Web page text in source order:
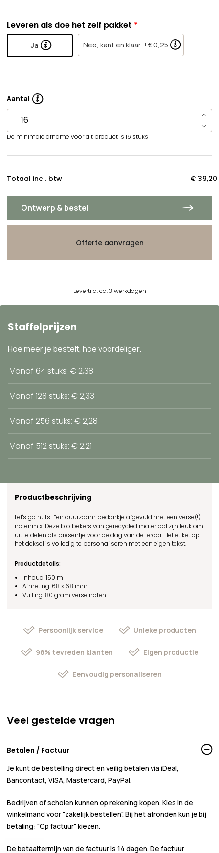
Ontwerp & bestel
Leveren als doe het zelf pakket
Ja Nee, kant en klaar +€ 0,25
Aantal
De minimale afname voor dit product is 16 stuks
Totaal incl. btw € 39,20
Offerte aanvragen
Levertijd: ca. 3 werkdagen
Staffelprijzen
Hoe meer je bestelt, hoe voordeliger.
Vanaf 64 stuks: € 2,38
Vanaf 128 stuks: € 2,33
Vanaf 256 stuks: € 2,28
Vanaf 512 stuks: € 2,21
Productbeschrijving
Let's go nuts! Een duurzaam bedankje afgevuld met een verse(!)
notenmix. Deze bio bekers van gerecycled materiaal zijn leuk om
uit te delen als presentje voor de dag van de leraar. Het etiket op
het deksel is volledig te personaliseren met een eigen tekst.
Productdetails:
Inhoud: 150 ml
Afmeting: 68 x 68 mm
Vulling: 80 gram verse noten
Persoonlijk service Unieke producten
98% tevreden klanten Eigen productie
Eenvoudig personaliseren
Veel gestelde vragen
Betalen / Factuur
Je kunt de bestelling direct en veilig betalen via iDeal,
Bancontact, VISA, Mastercard, PayPal.
Bedrijven of scholen kunnen op rekening kopen. Kies in de
winkelmand voor"zakelijk bestellen". Bij het afronden kun je bij
betaling: "Op factuur" kiezen.
De betaaltermijn van de factuur is 14 dagen. De factuur